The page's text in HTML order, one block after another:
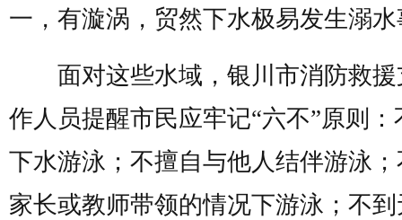
一，有漩涡，贸然下水极易发生溺
面对这些水域，银川市消防救援
作人员提醒市民应牢记“六不”原则：
下水游泳；不擅自与他人结伴游泳
家长或教师带领的情况下游泳；不